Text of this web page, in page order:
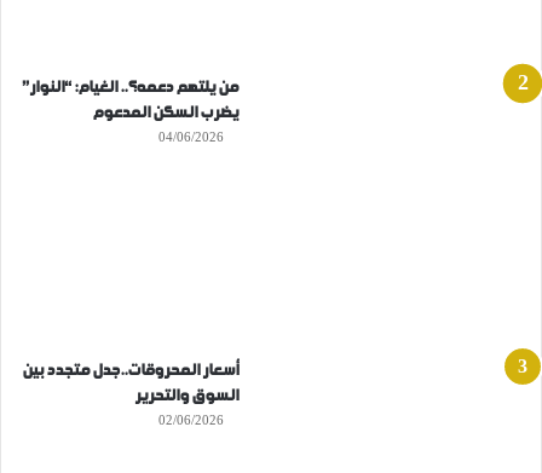
من يلتهم دعمه؟.. الغيام: “النوار”
يضرب السكن المدعوم
04/06/2026
أسعار المحروقات..جدل متجدد بين
السوق والتحرير
02/06/2026